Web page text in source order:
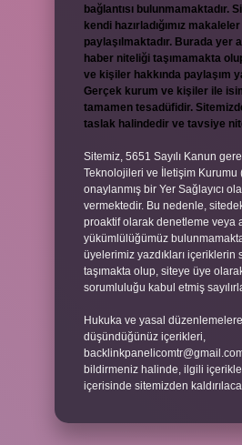
bağlantısı bulunmamaktadır.
kendi hazırladığımız makaleler
paylaşılmaktadır. Burada yer
haber niteliği taşımamakta
ve kişiler hakkında paylaşım
Gerçek kurum ve kişiler ile
tamamen tesadüfidir.
taslak halindedir ve tavsiye
Sitemiz, 5651 Sayılı Kanun
Teknolojileri ve İletişim Kurumu
onaylanmış bir Yer Sağlayıcı
vermektedir. Bu nedenle,
proaktif olarak denetleme veya
yükümlülüğümüz
üyelerimiz yazdıkları içeriklerin
taşımakta olup, siteye üye
sorumluluğu kabul etmiş
Hukuka ve yasal
düşündüğünüz içerikleri,
bildirmeniz halinde, ilgili
içerisinde sitemizden